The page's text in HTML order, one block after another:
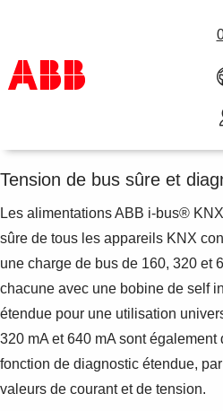
Products & Solutions
Industries
About us
Where to buy
Contact us
Tension de bus sûre et
Les alimentations ABB i-bus®
sûre de tous les appareils KNX
une charge de bus de 160, 320 et
chacune avec une bobine de self
étendue pour une utilisation
320 mA et 640 mA sont
fonction de diagnostic étendue,
valeurs de courant et de tension.